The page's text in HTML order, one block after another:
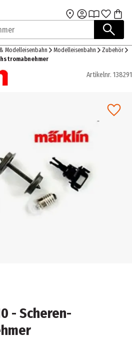
Zum Hauptinhalt
Modelleisenbahn Modelleisenbahn
Zubehör
Artikelnr. 138291
- Scheren-